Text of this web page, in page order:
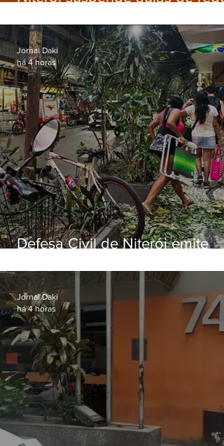
ventos fortes nesta sexta (7)
Defesa Civil de Niterói emite
sexta-feira (07)
Jornal Daki
há 4 horas
Jornal Daki
há 4 horas